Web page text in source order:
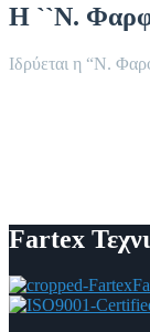
Η ``Ν.
Ιδρύεται η “Ν.
Fartex